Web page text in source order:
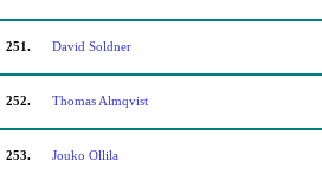
251. David Soldner
252. Thomas Almqvist
253. Jouko Ollila